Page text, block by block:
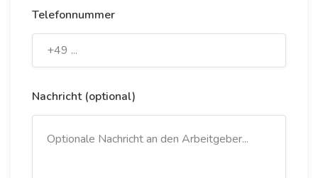
Telefonnummer
Nachricht (optional)